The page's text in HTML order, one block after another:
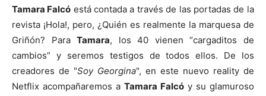
Tamara Falcó está contada a través de las portadas de la
revista ¡Hola!, pero, ¿Quién es realmente la marquesa de
Griñón? ParaTamara, los 40 vienen “cargaditos de
cambios” y seremos testigos de todos ellos. De los
creadores de "Soy Georgina", en este nuevo reality de
Netflix acompañaremos a Tamara Falcó y su glamuroso